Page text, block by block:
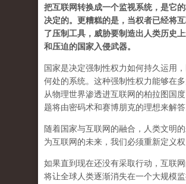
把互联网转换成一个监视系统，是它
决定的。更糟糕的是，当权者已经将
了压制工具，威胁要制造出人类历史
和压迫的国家入侵武器。
国家是决定强制性权力如何持久运用
何处的系统。这种强制性权力能够在
从物理世界渗透进互联网的柏拉图国
题将由密码术和赛博朋克的理想来解答
随着国家与互联网的融合，人类文明
为互联网的未来，我们必须重新定义权
如果直到现在还没有采取行动，互联
将让全球人类逐渐消失在一个大规模